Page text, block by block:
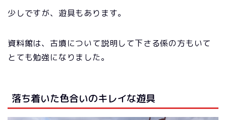
少しですが、遊具もあります。
資料館は、古墳について説明して下さる係の方もいて
とても勉強になりました。
落ち着いた色合いのキレイな遊具